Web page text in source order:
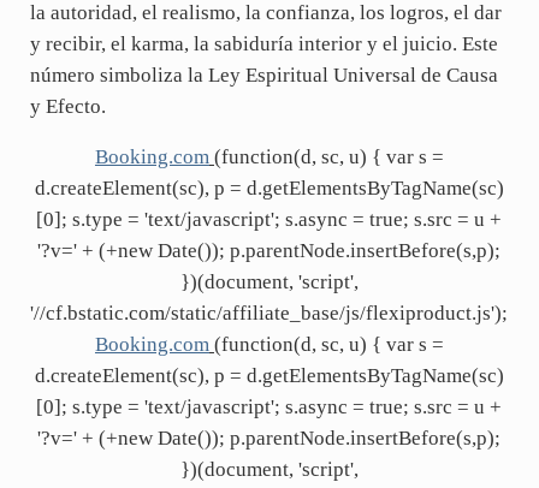
la autoridad, el realismo, la confianza, los logros, el dar
y recibir, el karma, la sabiduría interior y el juicio. Este
número simboliza la Ley Espiritual Universal de Causa
y Efecto.
Booking.com (function(d, sc, u) { var s =
d.createElement(sc), p = d.getElementsByTagName(sc)
[0]; s.type = 'text/javascript'; s.async = true; s.src = u +
'?v=' + (+new Date()); p.parentNode.insertBefore(s,p);
})(document, 'script',
'//cf.bstatic.com/static/affiliate_base/js/flexiproduct.js');
Booking.com (function(d, sc, u) { var s =
d.createElement(sc), p = d.getElementsByTagName(sc)
[0]; s.type = 'text/javascript'; s.async = true; s.src = u +
'?v=' + (+new Date()); p.parentNode.insertBefore(s,p);
})(document, 'script',